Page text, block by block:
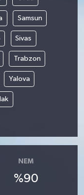
Samsun
Sivas
Trabzon
Yalova
NEM
%90